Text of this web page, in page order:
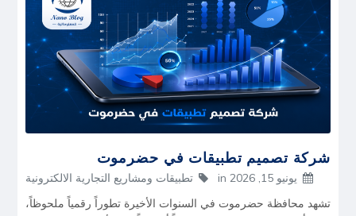
شركة تصميم تطبيقات في حضرموت
يونيو 15, 2026 in
تطبيقات ومشاريع التجارية الالكترونية
تشهد محافظة حضرموت في السنوات الأخيرة تطوراً رقمياً ملحوظاً،